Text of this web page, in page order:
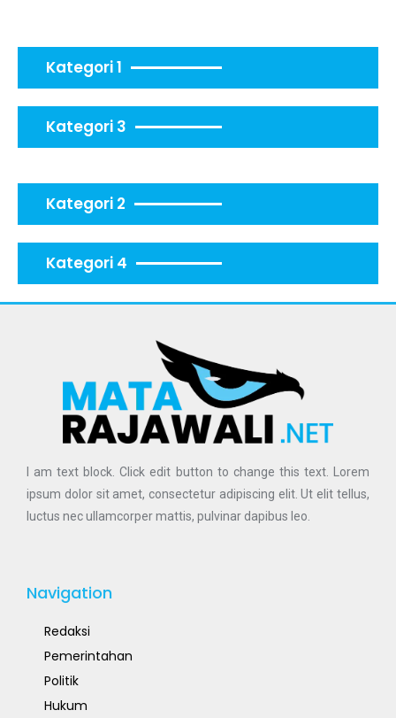
Kategori 1
Kategori 3
Kategori 2
Kategori 4
I am text block. Click edit button to change this text. Lorem
ipsum dolor sit amet, consectetur adipiscing elit. Ut elit tellus,
luctus nec ullamcorper mattis, pulvinar dapibus leo.
Navigation
Redaksi
Pemerintahan
Politik
Hukum